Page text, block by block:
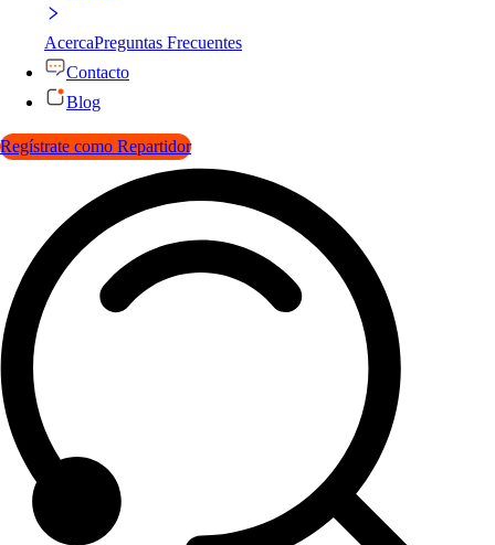
AcercaPreguntas Frecuentes
Contacto
Blog
Regístrate como Repartidor